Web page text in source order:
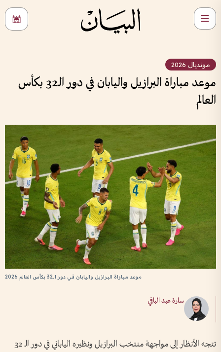
مونديال 2026
موعد مباراة البرازيل واليابان في دور الـ32 بكأس
العالم
موعد مباراة البرازيل واليابان في دور الـ32 بكأس العالم 2026
سارة عبد الباقي
تتجه الأنظار إلى مواجهة منتخب البرازيل ونظيره الياباني في دور الـ 32